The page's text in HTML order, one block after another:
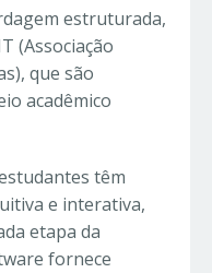
estruturada,
(Associação
que são
acadêmico
têm
e interativa,
etapa da
fornece